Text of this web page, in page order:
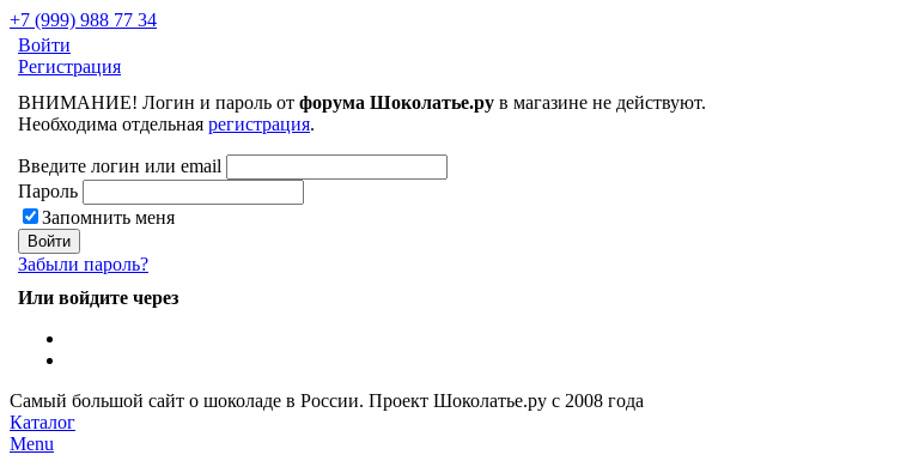
+7 (999) 988 77 34
Войти
Регистрация
ВНИМАНИЕ! Логин и пароль от форума Шоколатье.ру в магазине не действуют.
Необходима отдельная регистрация.
Введите логин или email
Пароль
Запомнить меня
Забыли пароль?
Или войдите через
Самый большой сайт о шоколаде в России. Проект Шоколатье.ру с 2008 года
Каталог
Menu